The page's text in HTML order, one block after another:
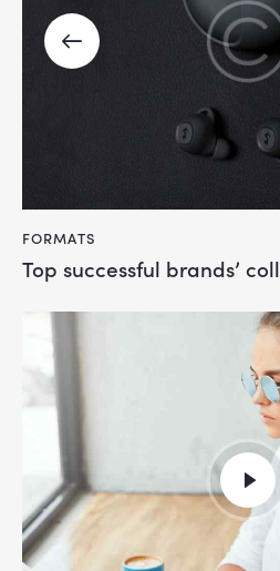
FORMATS
Top successful brands’